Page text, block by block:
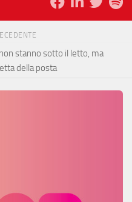
stanno sotto il letto, ma
della posta